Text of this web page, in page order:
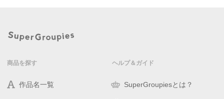
商品を探す
作品名一覧
ヘルプ＆ガイド
SuperGroupiesとは？